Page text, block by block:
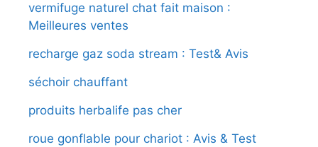
vermifuge naturel chat fait maison :
Meilleures ventes
recharge gaz soda stream : Test& Avis
séchoir chauffant
produits herbalife pas cher
roue gonflable pour chariot : Avis & Test